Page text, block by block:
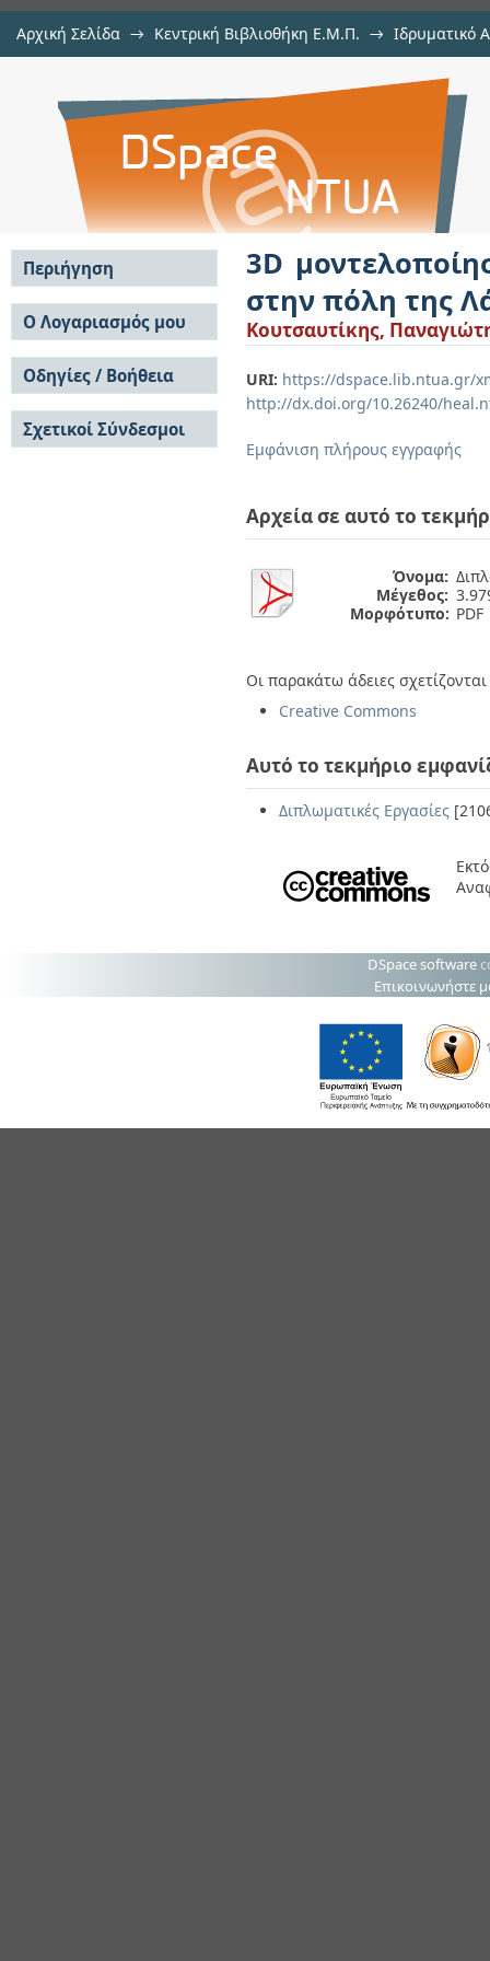
Αρχική Σελίδα → Κεντρική Βιβλιοθήκη Ε.Μ.Π. → Ιδρυματικό
3D μοντελοποίηση πόλης με
Λάρισας
3D
στην πόλη της
Κουτσαυτίκης,
URI: https://dspace.lib.ntua.gr/
http://dx.doi.org/10.26240/
Εμφάνιση πλήρους εγγραφής
Αρχεία σε αυτό το
Όνομα:
Μέγεθος:
Μορφότυπο: PDF
Οι παρακάτω άδειες
Creative Commons
Αυτό το τεκμήριο
Διπλωματικές Εργασίες
Περιήγηση
Σε όλο το DSpace
Κοινότητες & Συλλογές
Ανά Ημερομηνία
Έκδοσης
Συγγραφείς
Τίτλοι
Θέματα
Ο Λογαριασμός μου
Σύνδεση
Εγγραφή
Οδηγίες / Βοήθεια
Οδηγίες Υποβολής
Οδηγίες Χρήσης ΙΑ
Συχνές Ερωτήσεις
Σχετικοί Σύνδεσμοι
DSpace software
Επικοινωνήστε